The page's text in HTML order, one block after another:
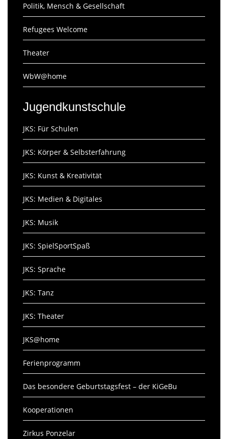
Politik, Mensch & Gesellschaft
Refugees Welcome
Theater
WbW@home
Jugendkunstschule
JKS: Für Schulen
JKS: Körper & Selbsterfahrung
JKS: Kunst & Kreativität
JKS: Medien & Digitales
JKS: Musik
JKS: SpielSportSpaß
JKS: Sprache
JKS: Tanz
JKS: Theater
JKS@home
Ferienprogramm
Das besondere Geburtstagsfest – der KiGeBu
Kooperationen
Zirkus Ponzelar